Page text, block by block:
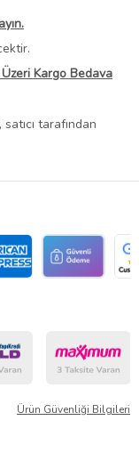
Kargo Bedava
tarafından
Ürün Güvenliği Bilgileri